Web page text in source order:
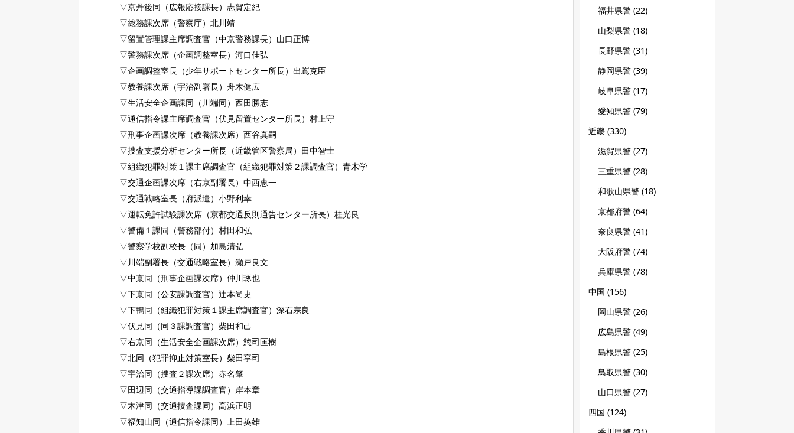
▽京丹後同（広報応接課長）志賀定紀
▽総務課次席（警察庁）北川靖
▽留置管理課主席調査官（中京警務課長）山口正博
▽警務課次席（企画調整室長）河口佳弘
▽企画調整室長（少年サポートセンター所長）出嶌克臣
▽教養課次席（宇治副署長）舟木健広
▽生活安全企画課同（川端同）西田勝志
▽通信指令課主席調査官（伏見留置センター所長）村上守
▽刑事企画課次席（教養課次席）西谷真嗣
▽捜査支援分析センター所長（近畿管区警察局）田中智士
▽組織犯罪対策１課主席調査官（組織犯罪対策２課調査官）青木学
▽交通企画課次席（右京副署長）中西恵一
▽交通戦略室長（府派遣）小野利幸
▽運転免許試験課次席（京都交通反則通告センター所長）桂光良
▽警備１課同（警務部付）村田和弘
▽警察学校副校長（同）加島清弘
▽川端副署長（交通戦略室長）瀬戸良文
▽中京同（刑事企画課次席）仲川琢也
▽下京同（公安課調査官）辻本尚史
▽下鴨同（組織犯罪対策１課主席調査官）深石宗良
▽伏見同（同３課調査官）柴田和己
▽右京同（生活安全企画課次席）惣司匡樹
▽北同（犯罪抑止対策室長）柴田享司
▽宇治同（捜査２課次席）赤名肇
▽田辺同（交通指導課調査官）岸本章
▽木津同（交通捜査課同）高浜正明
▽福知山同（通信指令課同）上田英雄
福井県警 (22)
山梨県警 (18)
長野県警 (31)
静岡県警 (39)
岐阜県警 (17)
愛知県警 (79)
近畿 (330)
滋賀県警 (27)
三重県警 (28)
和歌山県警 (18)
京都府警 (64)
奈良県警 (41)
大阪府警 (74)
兵庫県警 (78)
中国 (156)
岡山県警 (26)
広島県警 (49)
島根県警 (25)
鳥取県警 (30)
山口県警 (27)
四国 (124)